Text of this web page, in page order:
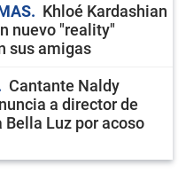
Khloé Kardashian
nuevo "reality"
sus amigas
Cantante Naldy
a director de
Bella Luz por acoso